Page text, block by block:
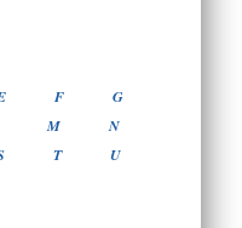
F
G
M
N
T
U